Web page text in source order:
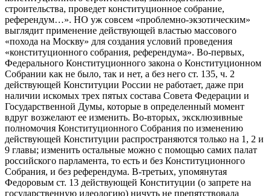
строительства, проведет конституционное собрание,
референдум…». НО уж совсем «проблемно-экзотическим»
выглядит применение действующей властью массового
«похода на Москву» для создания условий проведения
«конституционного собрания, референдума». Во-первых,
Федерального Конституционного закона о Конституционном
Собрании как не было, так и нет, а без него ст. 135, ч. 2
действующей Конституции России не работает, даже при
наличии искомых трех пятых состава Совета Федерации и
Государственной Думы, которые в определенный момент
вдруг возжелают ее изменить. Во-вторых, эксклюзивные
полномочия Конституционного Собрания по изменению
действующей Конституции распространяются только на 1, 2 и
9 главы; изменить остальные можно с помощью самих палат
российского парламента, то есть и без Конституционного
Собрания, и без референдума. В-третьих, упомянутая
Федоровым ст. 13 действующей Конституции (о запрете на
государственную идеологию) ничуть не препятствовала